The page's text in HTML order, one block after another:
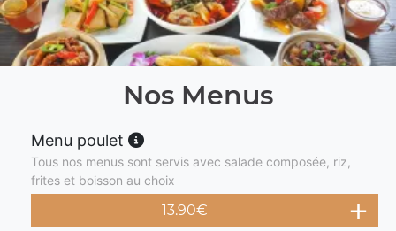
Nos Menus
Menu poulet
Tous nos menus sont servis avec salade composée, riz,
frites et boisson au choix
13.90€